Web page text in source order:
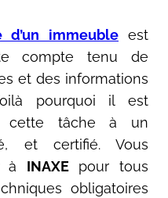
immeuble est
compte tenu de
et des informations
pourquoi il est
cette tâche à un
et certifié. Vous
à INAXEpour tous
obligatoires